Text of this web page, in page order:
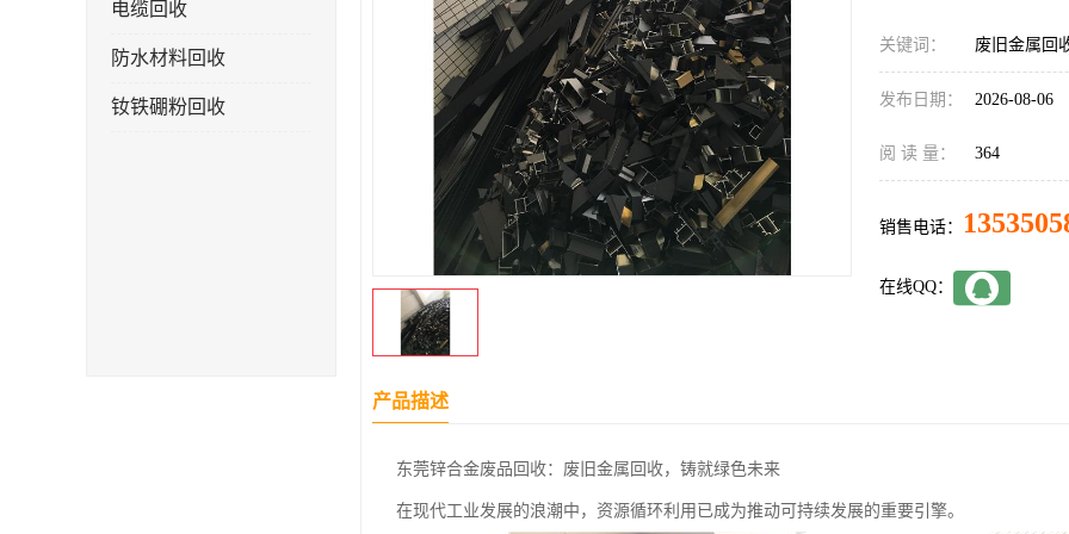
电缆回收
防水材料回收
钕铁硼粉回收
关键词： 废旧金属回
发布日期： 2026-08-06
阅 读 量： 364
销售电话：
在线QQ：
产品描述
东莞锌合金废品回收：废旧金属回收，铸就绿色未来
在现代工业发展的浪潮中，资源循环利用已成为推动可持续发展的重要引擎。